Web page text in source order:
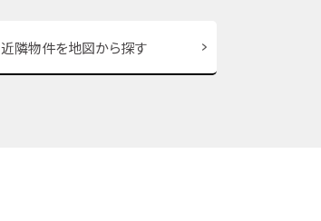
近隣物件を地図から探す